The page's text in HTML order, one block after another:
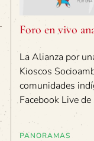
Foro en vivo
La Alianza por
Kioscos
comunidades
Facebook Live
PANORAMAS